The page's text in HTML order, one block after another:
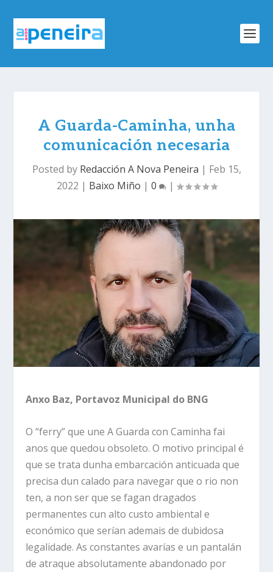
A Guarda-Caminha, unha
comunicación necesaria
Posted by Redacción A Nova Peneira | Feb 15,
2022 | Baixo Miño | 0 |
Anxo Baz, Portavoz Municipal do BNG
O “ferry” que une A Guarda con Caminha fai
anos que quedou obsoleto. O motivo principal é
que se trata dunha embarcación anticuada que
precisa dun calado para navegar que o rio non
ten, a non ser que se fagan dragados
permanentes cun alto custo ambiental e
económico que serían ademais de dubidosa
legalidade. As constantes avarías e un pantalán
de atraque absolutamente abandonado por